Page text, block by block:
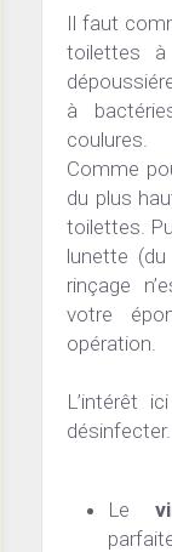
Il faut
toilettes à
à
coulures.
Comme
du plus
toilettes.
lunette
rinçage
votre
opération.
L’intérêt
Le